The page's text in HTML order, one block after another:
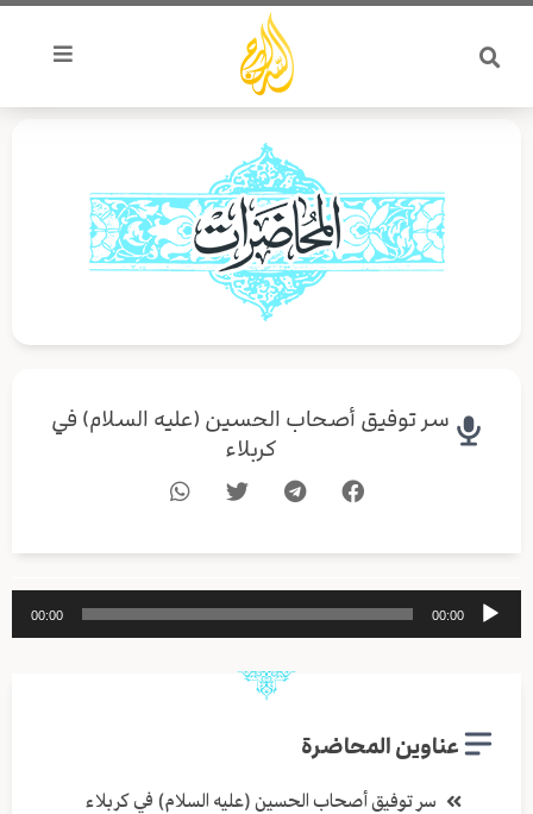
تخطي
المحتوى
سر توفيق أصحاب الحسين (عليه السلام) في
كربلاء
مشغل
الصوت
00:00
00:00
عناوين المحاضرة
سر توفيق أصحاب الحسين (عليه السلام) في كربلاء